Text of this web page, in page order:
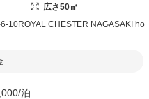
広さ50㎡
10ROYAL CHESTER NAGASAKI ho
/泊